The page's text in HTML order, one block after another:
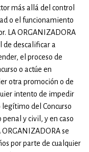
más allá del control
o el funcionamiento
LA ORGANIZADORA
de descalificar a
el proceso de
o actúe en
otra promoción o de
intento de impedir
del Concurso
y civil, y en caso
se
por parte de cualquier